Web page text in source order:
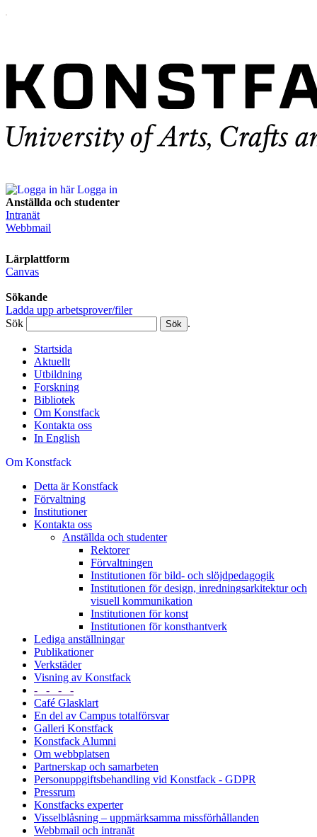
Logga in
Anställda och studenter
Intranät
Webbmail
Lärplattform
Canvas
Sökande
Ladda upp arbetsprover/filer
Sök
.
Startsida
Aktuellt
Utbildning
Forskning
Bibliotek
Om Konstfack
Kontakta oss
In English
Om Konstfack
Detta är Konstfack
Förvaltning
Institutioner
Kontakta oss
Anställda och studenter
Rektorer
Förvaltningen
Institutionen för bild- och slöjdpedagogik
Institutionen för design, inredningsarkitektur och
visuell kommunikation
Institutionen för konst
Institutionen för konsthantverk
Lediga anställningar
Publikationer
Verkstäder
Visning av Konstfack
- - - -
Café Glasklart
En del av Campus totalförsvar
Galleri Konstfack
Konstfack Alumni
Om webbplatsen
Partnerskap och samarbeten
Personuppgiftsbehandling vid Konstfack - GDPR
Pressrum
Konstfacks experter
Visselblåsning – uppmärksamma missförhållanden
Webbmail och intranät